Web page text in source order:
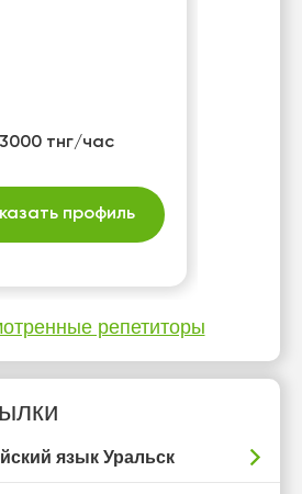
3000 тнг/час
профиль
репетиторы
язык Уральск